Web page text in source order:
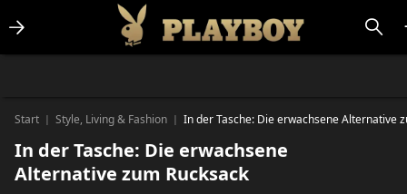
Start | Style, Living & Fashion | In der Tasche: Die erwachsene Alternative
In der Tasche: Die erwachsene
Alternative zum Rucksack